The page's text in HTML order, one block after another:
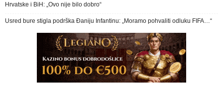
Hrvatske i BiH: „Ovo nije bilo dobro“
Usred bure stigla podrška Đaniju Infantinu: „Moramo pohvaliti odluku FIFA…“